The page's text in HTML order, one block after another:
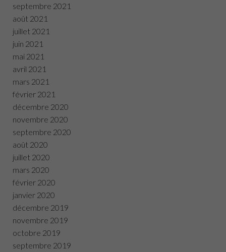
septembre 2021
août 2021
juillet 2021
juin 2021
mai 2021
avril 2021
mars 2021
février 2021
décembre 2020
novembre 2020
septembre 2020
août 2020
juillet 2020
mars 2020
février 2020
janvier 2020
décembre 2019
novembre 2019
octobre 2019
septembre 2019